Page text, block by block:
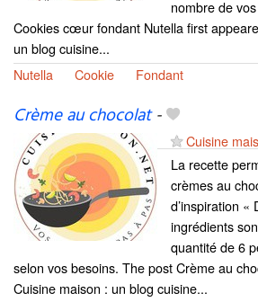
nombre de
Cookies cœur fondant Nutella first
un blog cuisine...
Nutella
Cookie Fondant
Crème au chocolat-
Cuisine
La recette
crèmes au
d’inspiration «
ingrédients
quantité de 6
selon vos besoins. The post Crème au
Cuisine maison : un blog cuisine...